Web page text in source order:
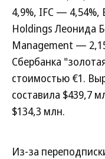
4,9%, IFC — 4,54%,
Holdings Леонида
Management —
Сбербанка
стоимостью €1.
составила $439,7
$134,3 млн.
Из-за